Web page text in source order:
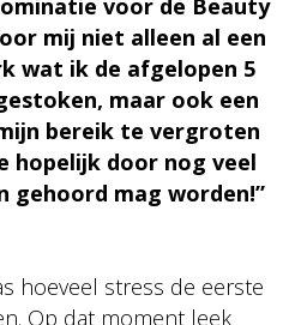
voor de Beauty
mij niet alleen al een
wat ik de afgelopen 5
maar ook een
bereik te vergroten
hopelijk door nog veel
gehoord mag worden!”
hoeveel stress de eerste
Op dat moment leek